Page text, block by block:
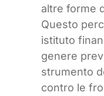
altre forme
Questo
istituto
genere
strumento
contro le